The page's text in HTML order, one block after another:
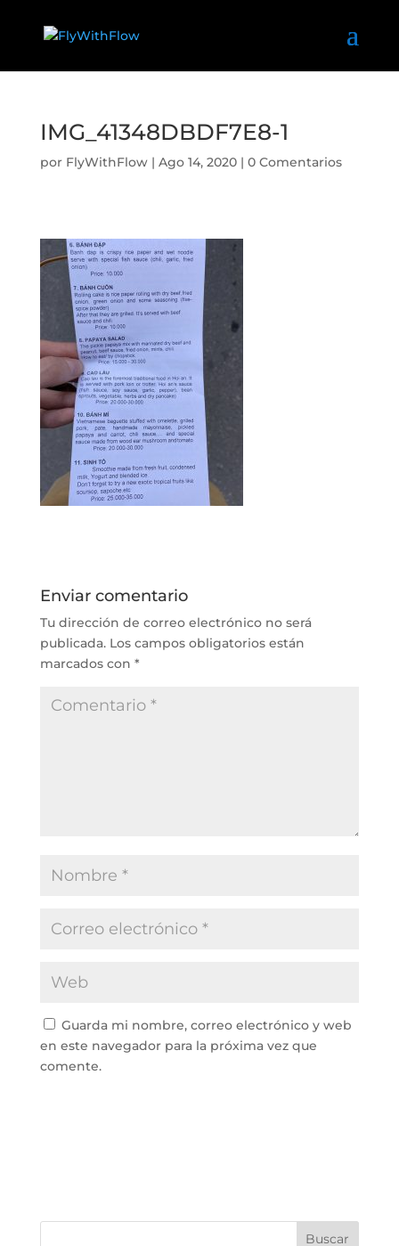
IMG_41348DBDF7E8-1
por FlyWithFlow| Ago 14, 2020| 0 Comentarios
Enviar comentario
Tu dirección de correo electrónico no será
publicada. Los campos obligatorios están
marcados con *
Guarda mi nombre, correo electrónico y web
en este navegador para la próxima vez que
comente.